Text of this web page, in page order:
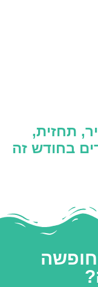
תחזית,
בחודש זה